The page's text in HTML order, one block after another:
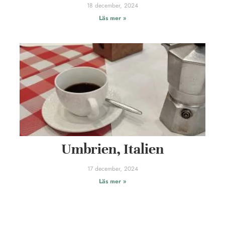
18 december, 2024
Läs mer »
Umbrien, Italien
17 december, 2024
Läs mer »